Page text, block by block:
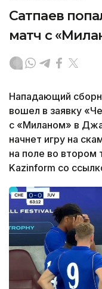
Сатпаев
матч с
Нападающий
вошел в заявку
с «Миланом» в
начнет игру на
на поле во втором
Kazinform со